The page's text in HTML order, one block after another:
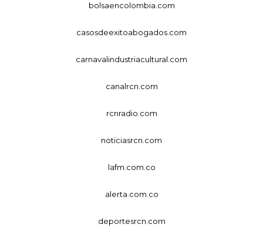
bolsaencolombia.com
casosdeexitoabogados.com
carnavalindustriacultural.com
canalrcn.com
rcnradio.com
noticiasrcn.com
lafm.com.co
alerta.com.co
deportesrcn.com